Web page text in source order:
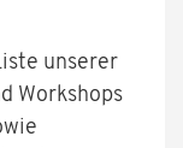
unserer
Workshops